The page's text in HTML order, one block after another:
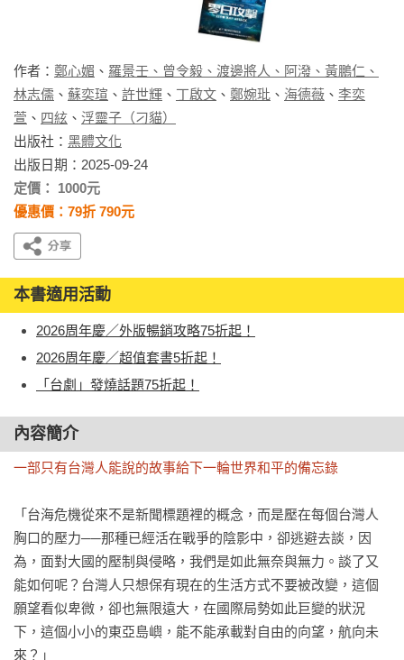
作者： 鄭心媚 、 羅景壬、曾令毅、渡邊將人、阿潑、黃鵬仁、
林志儒 、 蘇奕瑄 、 許世輝 、 丁啟文 、 鄭婉玭 、 海德薇 、 李奕
萱 、 四絃 、 浮靈子（刁貓）
出版社： 黑體文化
出版日期：2025-09-24
定價： 1000元
優惠價：79折 790元
本書適用活動
2026周年慶／外版暢銷攻略75折起！
2026周年慶／超值套書5折起！
「台劇」發燒話題75折起！
內容簡介
一部只有台灣人能說的故事給下一輪世界和平的備忘錄
「台海危機從來不是新聞標題裡的概念，而是壓在每個台灣人
胸口的壓力──那種已經活在戰爭的陰影中，卻逃避去談，因
為，面對大國的壓制與侵略，我們是如此無奈與無力。談了又
能如何呢？台灣人只想保有現在的生活方式不要被改變，這個
願望看似卑微，卻也無限遠大，在國際局勢如此巨變的狀況
下，這個小小的東亞島嶼，能不能承載對自由的向望，航向未
來？」